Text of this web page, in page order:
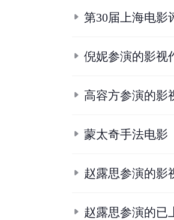
第30届上海电影
倪妮参演的影视
高容方参演的影
蒙太奇手法电影
赵露思参演的影
赵露思参演的已